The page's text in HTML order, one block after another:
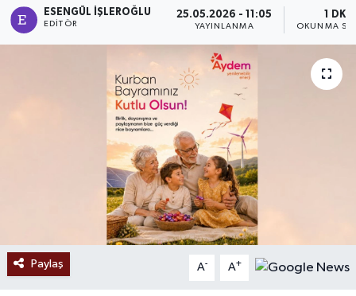
ESENGÜL İŞLEROĞLU
EDITÖR
25.05.2026 - 11:05
YAYINLANMA
1 DK
OKUNMA
Paylaş A- A+
Ekonomi
Tokat Haber